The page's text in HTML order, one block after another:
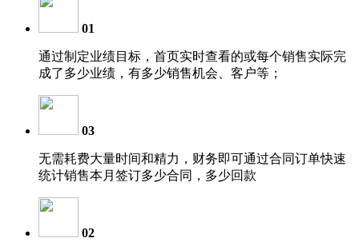
01
通过制定业绩目标，首页实时查看的或每个销售实际完
成了多少业绩，有多少销售机会、客户等；
03
无需耗费大量时间和精力，财务即可通过合同订单快速
统计销售本月签订多少合同，多少回款
02